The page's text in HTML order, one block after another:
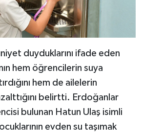
duyduklarını ifade eden
hem öğrencilerin suya
hem de ailelerin
belirtti. Erdoğanlar
bulunan Hatun Ulaş isimli
evden su taşımak